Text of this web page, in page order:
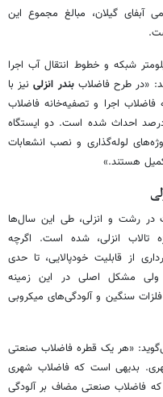
آبفای گیلان، مبالغ مجموع این
با اشاره به اینکه در انزلی هم ۲۱۲ کیلومتر شبکه و خطوط انتقال آب اجرا
«در طرح فاضلاببندر انزلینیز با
۱۲۷ کیلومتر شبکه فاضلاب اجرا و تصفیه‌خانه فاضلاب
بندرانزلی با پیشرفت فیزیکی ۸۵/۵۶ درصد احداث شده است. دو ایستگاه
لوله‌گذاری و نصب انشعابات
هستند.»
در رشت و انزلی، طی این سال‌ها
تالاب انزلی، شده است. اگرچه
از قابلیت خودپالایی، تا حدی
مشکل اصلی در این زمینه
سنگین و آلودگی‌های میکروبی
«هر یک قطره‌ فاضلاب صنعتی
بدیهی است که فاضلاب شهری
فاضلاب صنعتی مضاف بر آلودگی